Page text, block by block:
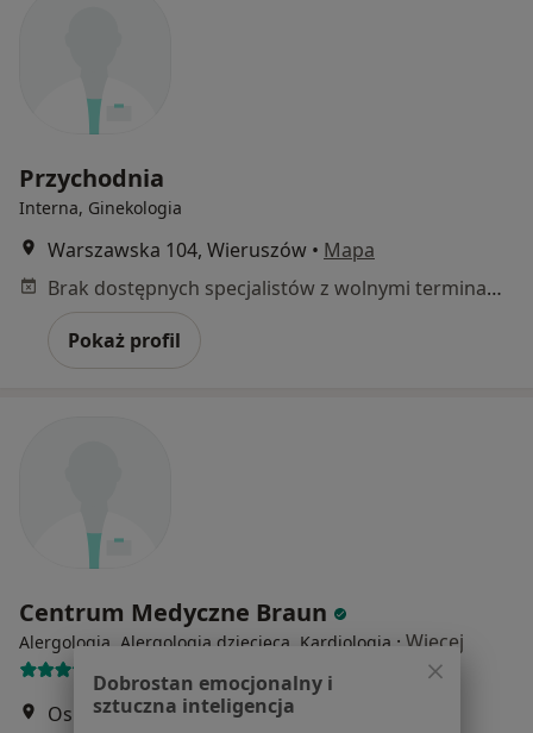
Przychodnia
Interna, Ginekologia
Warszawska 104, Wieruszów • Mapa
Brak dostępnych specjalistów z wolnymi terminami w tym centrum medycznym.
Pokaż profil
Centrum Medyczne Braun
Alergologia, Alergologia dziecięca, Kardiologia · Więcej
Osińska 16A, Kępno • Mapa
Dobrostan emocjonalny i
sztuczna inteligencja